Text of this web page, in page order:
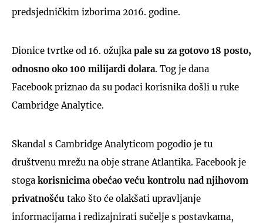
predsjedničkim izborima 2016. godine.
Dionice tvrtke od 16. ožujka pale su za gotovo 18 posto,
odnosno oko 100 milijardi dolara. Tog je dana
Facebook priznao da su podaci korisnika došli u ruke
Cambridge Analytice.
Skandal s Cambridge Analyticom pogodio je tu
društvenu mrežu na obje strane Atlantika. Facebook je
stoga korisnicima obećao veću kontrolu nad njihovom
privatnošću tako što će olakšati upravljanje
informacijama i redizajnirati sučelje s postavkama,